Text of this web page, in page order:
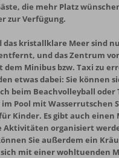
die mehr Platz
zur Verfügung.
das kristallklare Meer sind
und das Zentrum
dem Minibus bzw. Taxi zu
etwas dabei: Sie können
beim Beachvolleyball oder
Pool mit Wasserrutschen
Kinder. Es gibt auch einen
Aktivitäten organisiert
Sie außerdem ein
mit einer wohltuenden